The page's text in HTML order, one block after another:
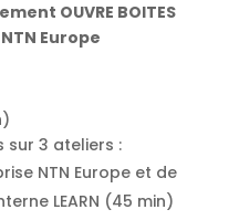
OUVRE BOITES
Europe
3 ateliers :
NTN Europe et de
LEARN (45 min)